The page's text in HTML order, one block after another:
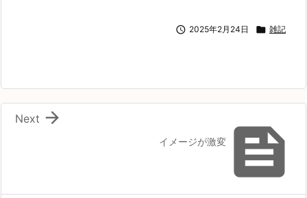
 2025年2月24日  雑記

イメージが激変

Next